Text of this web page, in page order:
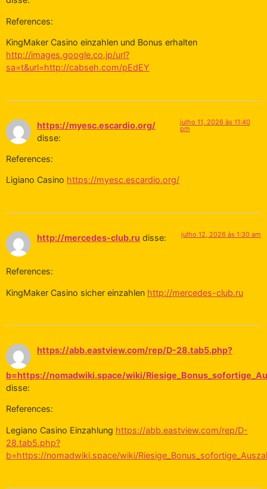
References:
KingMaker Casino einzahlen und Bonus erhalten
http://images.google.co.jp/url?
sa=t&url=http://cabseh.com/pEdEY
https://myesc.escardio.org/
disse:
julho 11, 2026 às 11:40
pm
References:
Ligiano Casino https://myesc.escardio.org/
http://mercedes-club.ru disse: julho 12, 2026 às 1:30 am
References:
KingMaker Casino sicher einzahlen http://mercedes-club.ru
https://abb.eastview.com/rep/D-28.tab5.php?
b=https://nomadwiki.space/wiki/
disse:
References:
Legiano Casino Einzahlung https://abb.eastview.com/rep/D-
28.tab5.php?
b=https://nomadwiki.space/wiki/